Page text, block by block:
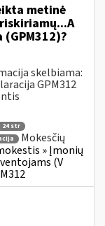
metinė
skelbiama:
GPM312
24 str
Mokesčių
» Įmonių
(V